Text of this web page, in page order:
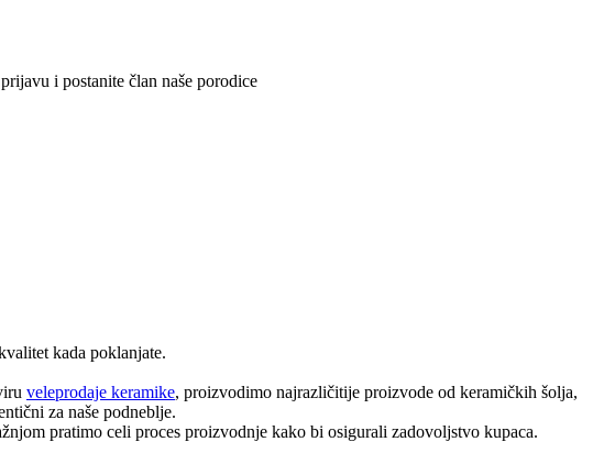
i postanite član naše porodice
kada poklanjate.
veleprodaje keramike, proizvodimo najrazličitije proizvode od keramičkih šolja,
za naše podneblje.
pratimo celi proces proizvodnje kako bi osigurali zadovoljstvo kupaca.